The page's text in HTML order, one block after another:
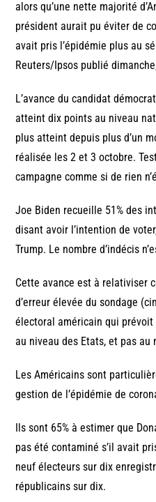
alors qu’une nette majorité
président aurait pu éviter de
avait pris l’épidémie plus au
Reuters/Ipsos publié
L’avance du candidat
atteint dix points au niveau
plus atteint depuis plus d’un
réalisée les 2 et 3 octobre.
campagne comme si de rien
Joe Biden recueille 51% des
disant avoir l’intention de
Trump. Le nombre d’indécis
Cette avance est à relativiser
d’erreur élevée du sondage
électoral américain qui
au niveau des Etats, et pas au
Les Américains sont
gestion de l’épidémie de
Ils sont 65% à estimer que
pas été contaminé s’il avait
neuf électeurs sur dix
républicains sur dix.